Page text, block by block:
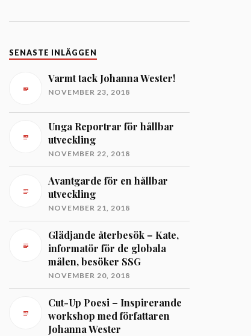
SENASTE INLÄGGEN
Varmt tack Johanna Wester!
NOVEMBER 23, 2018
Unga Reportrar för hållbar
utveckling
NOVEMBER 22, 2018
Avantgarde för en hållbar
utveckling
NOVEMBER 21, 2018
Glädjande återbesök – Kate,
informatör för de globala
målen, besöker SSG
NOVEMBER 20, 2018
Cut-Up Poesi – Inspirerande
workshop med författaren
Johanna Wester